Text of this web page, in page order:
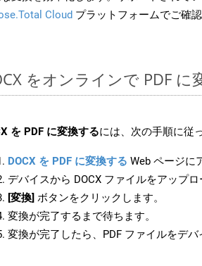
Cloud プラットフォームでご確
をオンラインで PDF に
を PDF に変換するには、次の手順に従
DOCX を PDF に変換する Web ページに
デバイスから DOCX ファイルをアップ
[変換] ボタンをクリックします。
変換が完了するまで待ちます。
変換が完了したら、PDF ファイルをデ